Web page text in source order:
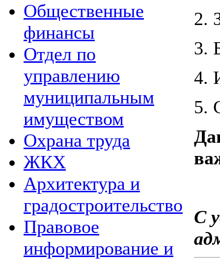
Общественные
финансы
Отдел по
управлению
муниципальным
имуществом
Охрана труда
ЖКХ
Архитектура и
градостроительство
Правовое
информирование и
2.
3.
4.
5.
С